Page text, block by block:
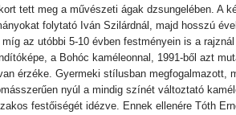
tett meg a művészeti ágak dzsungelében. A
folytató Iván Szilárdnál, majd hosszú
míg az utóbbi 5-10 évben festményein is a
a Bohóc kaméleonnal, 1991-ből azt
érzéke. Gyermeki stílusban
nyúl a mindig színét változtató
festőiségét idézve. Ennek ellenére Tóth